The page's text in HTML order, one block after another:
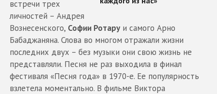
встречи трех
личностей – Андрея
Вознесенского, Софии Ротару и самого Арно
Бабаджаняна. Слова во многом отражали жизни
последних двух – без музыки они свою жизнь не
представляли. Песня не раз выходила в финал
фестиваля «Песня года» в 1970-е. Ее популярность
взлетела моментально. В фильме Виктора